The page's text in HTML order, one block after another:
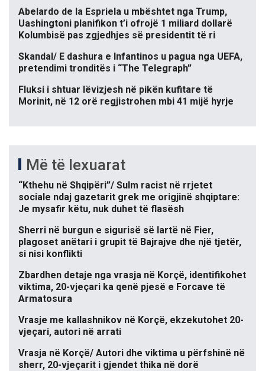
Abelardo de la Espriela u mbështet nga Trump,
Uashingtoni planifikon t’i ofrojë 1 miliard dollarë
Kolumbisë pas zgjedhjes së presidentit të ri
Skandal/ E dashura e Infantinos u pagua nga UEFA,
pretendimi tronditës i “The Telegraph”
Fluksi i shtuar lëvizjesh në pikën kufitare të
Morinit, në 12 orë regjistrohen mbi 41 mijë hyrje
Më të lexuarat
“Kthehu në Shqipëri”/ Sulm racist në rrjetet
sociale ndaj gazetarit grek me origjinë shqiptare:
Je mysafir këtu, nuk duhet të flasësh
Sherri në burgun e sigurisë së lartë në Fier,
plagoset anëtari i grupit të Bajrajve dhe një tjetër,
si nisi konflikti
Zbardhen detaje nga vrasja në Korçë, identifikohet
viktima, 20-vjeçari ka qenë pjesë e Forcave të
Armatosura
Vrasje me kallashnikov në Korçë, ekzekutohet 20-
vjeçari, autori në arrati
Vrasja në Korçë/ Autori dhe viktima u përfshinë në
sherr, 20-vjeçarit i gjendet thika në dorë